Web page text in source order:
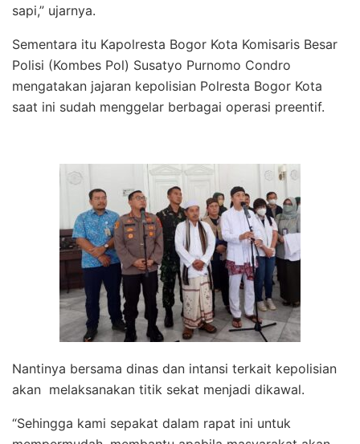
sapi,” ujarnya.
Sementara itu Kapolresta Bogor Kota Komisaris Besar
Polisi (Kombes Pol) Susatyo Purnomo Condro
mengatakan jajaran kepolisian Polresta Bogor Kota
saat ini sudah menggelar berbagai operasi preentif.
Nantinya bersama dinas dan intansi terkait kepolisian
akan melaksanakan titik sekat menjadi dikawal.
“Sehingga kami sepakat dalam rapat ini untuk